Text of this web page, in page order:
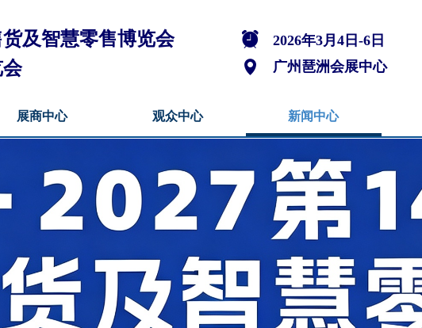
及智慧零售博览会
뀥 2026年3月4日-6日
넹 广州琶洲会展中心
展商中心 观众中心 新闻中心